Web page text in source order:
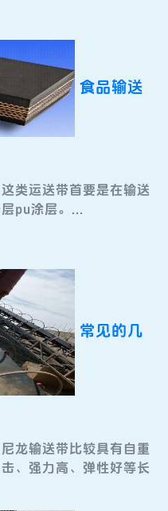
食品输送
类运送带首要是在输送
pu涂层。...
常见的几
龙输送带比较具有自重
、强力高、弹性好等长